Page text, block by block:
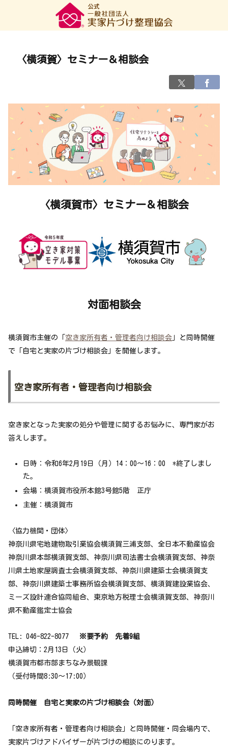
〈横須賀〉セミナー＆相談会
〈横須賀市〉セミナー＆相談会
対面相談会
横須賀市主催の「 空き家所有者・管理者向け相談会 」と同時開催
で「自宅と実家の片づけ相談会」を開催します。
空き家所有者・管理者向け相談会
空き家となった実家の処分や管理に関するお悩みに、専門家がお
答えします。
日時：令和6年2月19日（月）14：00～16：00 *終了しまし
た。
会場：横須賀市役所本館3号館5階 正庁
主催：横須賀市
〈協力機関・団体〉
神奈川県宅地建物取引業協会横須賀三浦支部、全日本不動産協会
神奈川県本部横須賀支部、神奈川県司法書士会横須賀支部、神奈
川県土地家屋調査士会横須賀支部、神奈川県建築士会横須賀支
部、神奈川県建築士事務所協会横須賀支部、横須賀建設業協会、
ミーズ設計連合協同組合、東京地方税理士会横須賀支部、神奈川
県不動産鑑定士協会
TEL: 046-822-8077 ※要予約 先着9組
申込締切：2月13日（火）
横須賀市都市部まちなみ景観課
（受付時間8:30～17:00）
同時開催 自宅と実家の片づけ相談会（対面）
「空き家所有者・管理者向け相談会」と同時開催・同会場内で、
実家片づけアドバイザーが片づけの相談にのります。